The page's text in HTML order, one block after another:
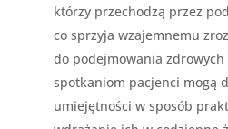
którzy przechodzą przez
co sprzyja wzajemnemu
do podejmowania
spotkaniom pacjenci mogą
umiejętności w sposób